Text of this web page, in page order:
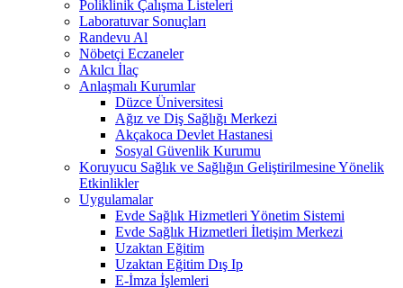
Poliklinik Çalışma Listeleri
Laboratuvar Sonuçları
Randevu Al
Nöbetçi Eczaneler
Akılcı İlaç
Anlaşmalı Kurumlar
Düzce Üniversitesi
Ağız ve Diş Sağlığı Merkezi
Akçakoca Devlet Hastanesi
Sosyal Güvenlik Kurumu
Koruyucu Sağlık ve Sağlığın Geliştirilmesine Yönelik
Etkinlikler
Uygulamalar
Evde Sağlık Hizmetleri Yönetim Sistemi
Evde Sağlık Hizmetleri İletişim Merkezi
Uzaktan Eğitim
Uzaktan Eğitim Dış Ip
E-İmza İşlemleri